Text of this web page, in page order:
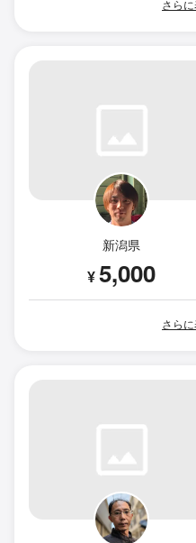
さら
新潟県
¥5,000
さら